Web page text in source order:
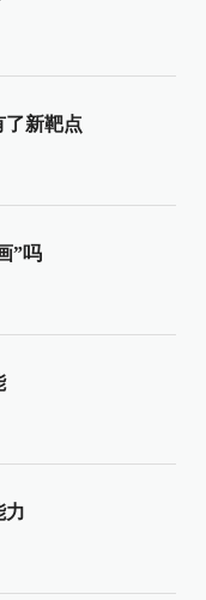
了新靶点
”吗
力